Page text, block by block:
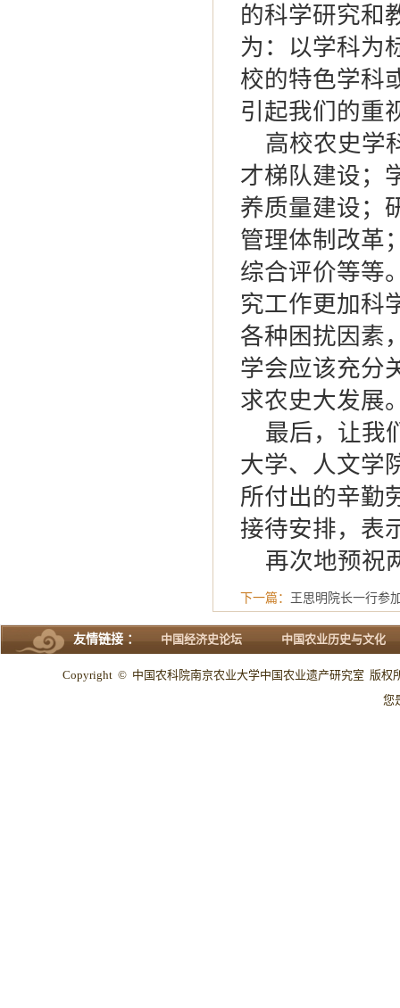
的科学研究和
为：以学科为
校的特色学科
引起我们的重
高校农史学
才梯队建设；
养质量建设；
管理体制改革
综合评价等等
究工作更加科
各种困扰因素
学会应该充分
求农史大发展
最后，让我
大学、人文学
所付出的辛勤
接待安排，表
再次地预祝
下一篇： 王思明院长一行参
友情链接 ： 中国经济史论坛 中国农业历史与文化
Copyright © 中国农科院南京农业大学中国农业遗产研究室 版权
您